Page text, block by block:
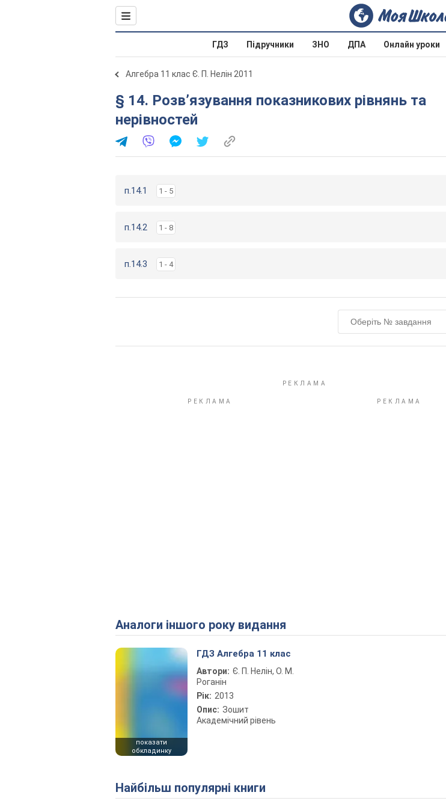
ГДЗ Підручники ЗНО ДПА Онлайн уроки
Алгебра 11 клас Є. П. Нелін 2011
§ 14. Розв’язування показникових рівнянь та
нерівностей
п.14.1 1 - 5
п.14.2 1 - 8
п.14.3 1 - 4
Аналоги іншого року видання
показати
обкладинку
ГДЗ Алгебра 11 клас
Автори: Є. П. Нелін, О. М.
Роганін
Рік: 2013
Опис: Зошит
Академічний рівень
Найбільш популярні книги